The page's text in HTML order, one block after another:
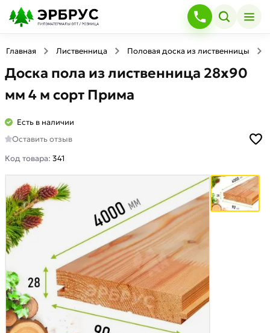
Главная Лиственница Половая доска из лиственницы
Доска пола из лиственница 28x90
мм 4 м сорт Прима
Есть в наличии
Оставить отзыв
Код товара: 341